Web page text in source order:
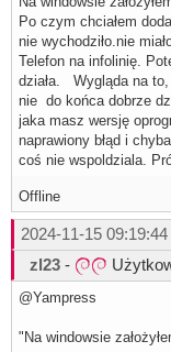
Po czym chciałem
nie wychodziło.nie
Telefon na infolinię.
działa. Wygląda na
nie do końca dobrze
jaka masz wersję
naprawiony błąd i
coś nie wspoldziala.
Offline
2024-11-15 09:19:44
zl23 -
@Yampress
"Na windowsie